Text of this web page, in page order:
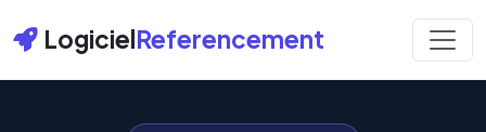
LogicielReferencement